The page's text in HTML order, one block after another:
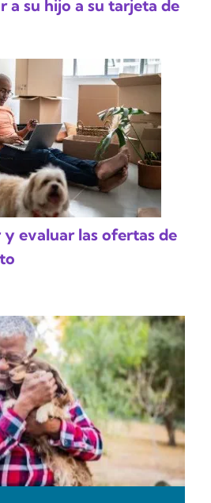
a su hijo a su tarjeta de
evaluar las ofertas de